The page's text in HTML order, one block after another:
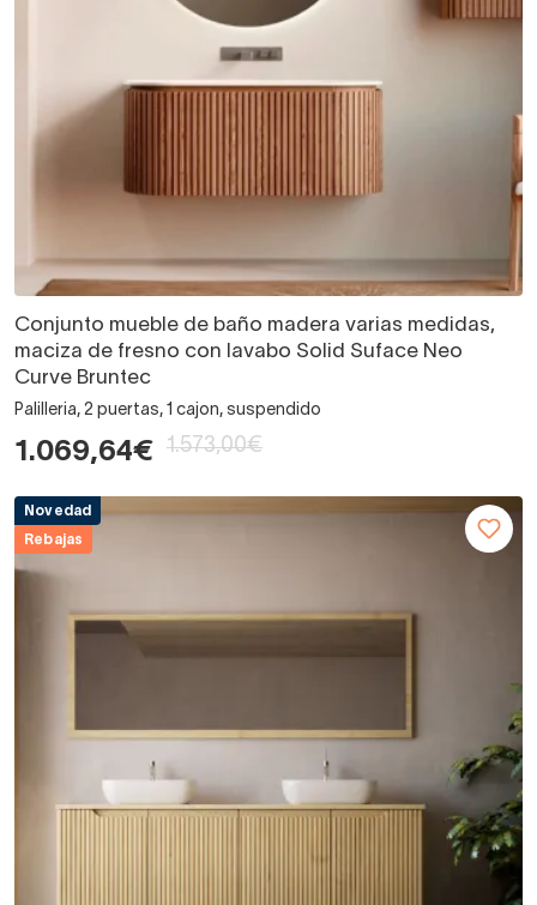
Conjunto mueble de baño madera varias medidas,
maciza de fresno con lavabo Solid Suface Neo
Curve Bruntec
Palilleria, 2 puertas, 1 cajon, suspendido
1.069,64€ 1.573,00€
Novedad
Rebajas